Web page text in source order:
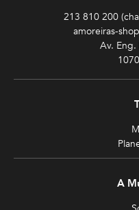
213 810 200
amoreiras-
Av. Eng.
A